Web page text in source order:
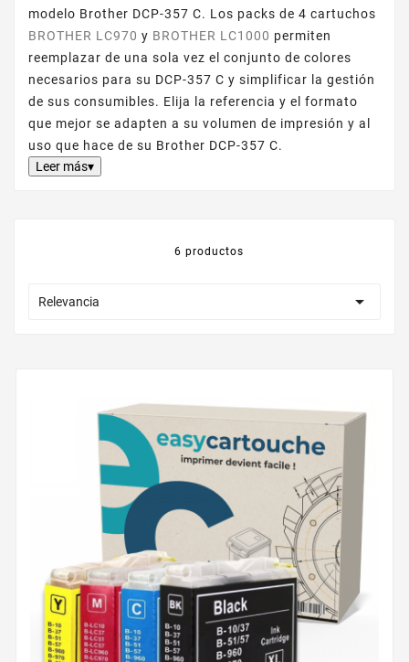
modelo Brother DCP-357 C. Los packs de 4 cartuchos
BROTHER LC970 y BROTHER LC1000 permiten
reemplazar de una sola vez el conjunto de colores
necesarios para su DCP-357 C y simplificar la gestión
de sus consumibles. Elija la referencia y el formato
que mejor se adapten a su volumen de impresión y al
uso que hace de su Brother DCP-357 C.
Leer más▾
6 productos
Relevancia 